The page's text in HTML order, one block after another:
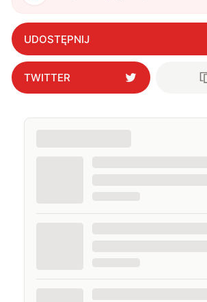
UDOSTĘPNIJ
TWITTER